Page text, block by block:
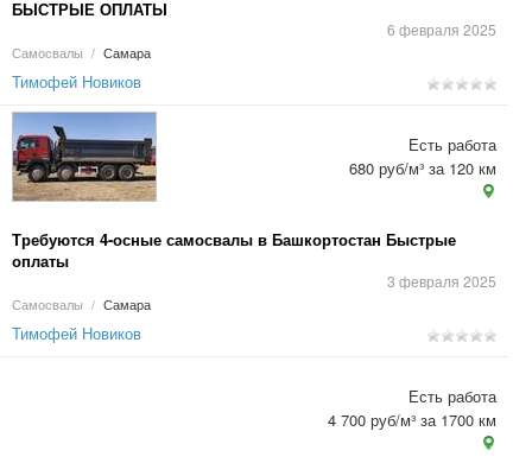
БЫСТРЫЕ ОПЛАТЫ
6 февраля 2025
Самосвалы / Самара
Тимофей Новиков
Требуются 4-осные самосвалы в Башкортостан Быстрые
оплаты
3 февраля 2025
Самосвалы / Самара
Есть работа
680 руб/м³ за 120 км
Тимофей Новиков
Есть работа
4 700 руб/м³ за 1700 км